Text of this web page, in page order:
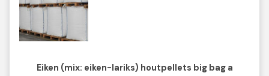
Eiken (mix: eiken-lariks) houtpellets big bag a